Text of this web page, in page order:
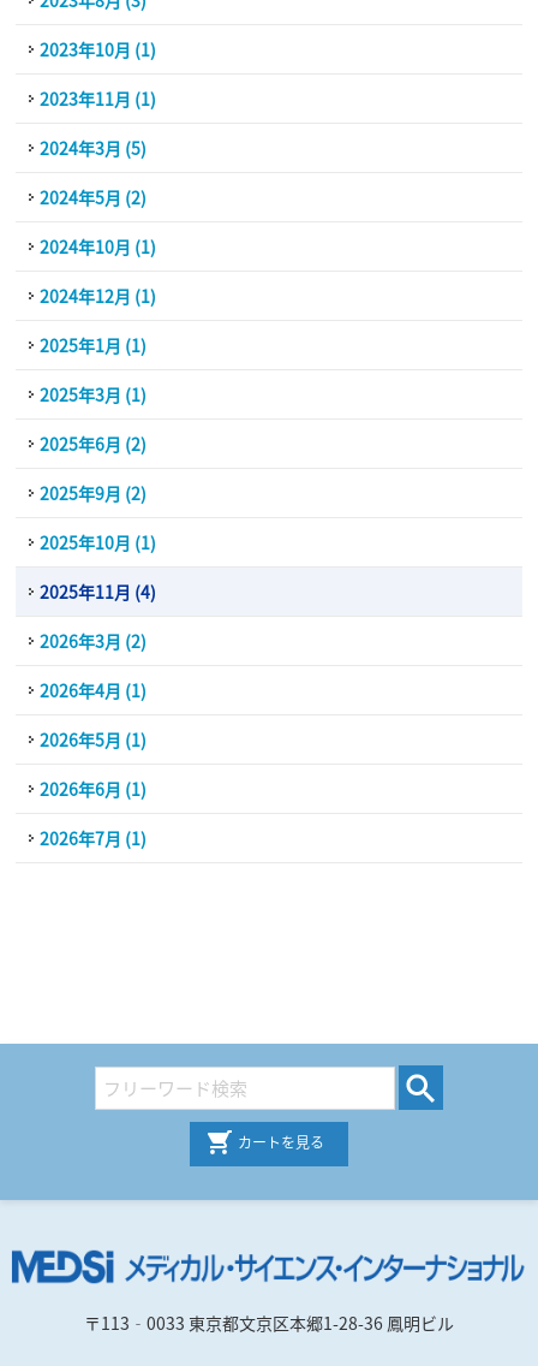
2023年10月 (1)
2023年11月 (1)
2024年3月 (5)
2024年5月 (2)
2024年10月 (1)
2024年12月 (1)
2025年1月 (1)
2025年3月 (1)
2025年6月 (2)
2025年9月 (2)
2025年10月 (1)
2025年11月 (4)
2026年3月 (2)
2026年4月 (1)
2026年5月 (1)
2026年6月 (1)
2026年7月 (1)
カートを見る
〒113‐0033 東京都文京区本郷1-28-36 鳳明ビル